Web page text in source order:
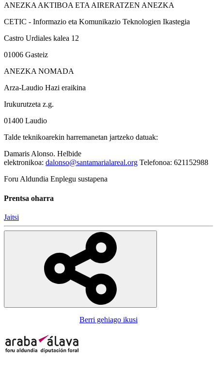
ANEZKA AKTIBOA ETA AIRERATZEN ANEZKA
CETIC - Informazio eta Komunikazio Teknologien Ikastegia
Castro Urdiales kalea 12
01006 Gasteiz
ANEZKA NOMADA
Arza-Laudio Hazi eraikina
Irukurutzeta z.g.
01400 Laudio
Talde teknikoarekin harremanetan jartzeko datuak:
Damaris Alonso. Helbide
elektronikoa: dalonso@santamarialareal.org Telefonoa: 621152988
Foru Aldundia Enplegu sustapena
Prentsa oharra
Jaitsi
Berri gehiago ikusi